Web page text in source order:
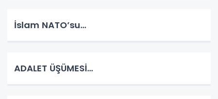
İslam NATO’su…
ADALET ÜŞÜMESİ…